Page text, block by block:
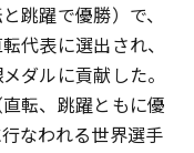
跳躍で優勝）で、
代表に選出され、
ダルに貢献した。
転、跳躍ともに優
なわれる世界選手